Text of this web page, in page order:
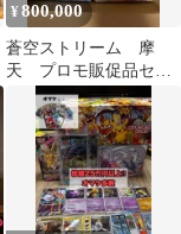
¥800,000
蒼空ストリーム 摩
天 プロモ販促品セッ